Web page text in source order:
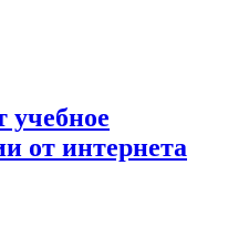
учебное
от интернета